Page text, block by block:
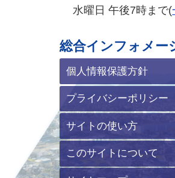
水曜日 午後7時まで(
総合インフォメー
個人情報保護方針
プライバシーポリシー
サイトの使い方
このサイトについて